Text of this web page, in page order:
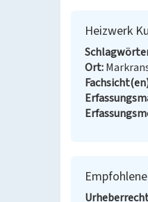
Heizwerk
Ort